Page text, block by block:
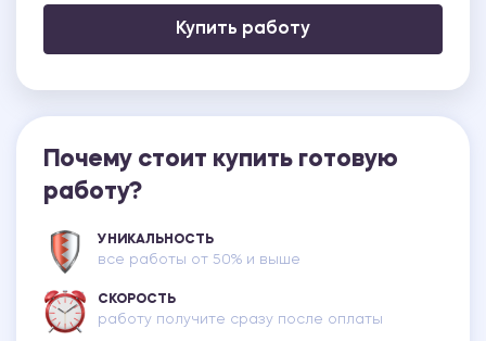
Купить работу
Почему стоит купить готовую
работу?
УНИКАЛЬНОСТЬ
все работы от 50% и выше
СКОРОСТЬ
работу получите сразу после оплаты